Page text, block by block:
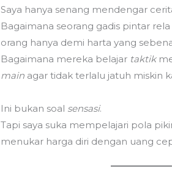
Saya hanya senang mendengar
Bagaimana seorang gadis pintar
orang hanya demi harta yang
Bagaimana mereka belajar taktik
main agar tidak terlalu jatuh miskin
Ini bukan soal sensasi.
Tapi saya suka mempelajari pola
menukar harga diri dengan uang